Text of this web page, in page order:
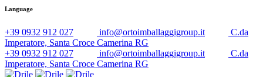
Language
+39 0932 912 027 info@ortoimballaggigroup.it
C.da
Imperatore, Santa Croce Camerina RG
+39 0932 912 027
info@ortoimballaggigroup.it
C.da
Imperatore, Santa Croce Camerina RG